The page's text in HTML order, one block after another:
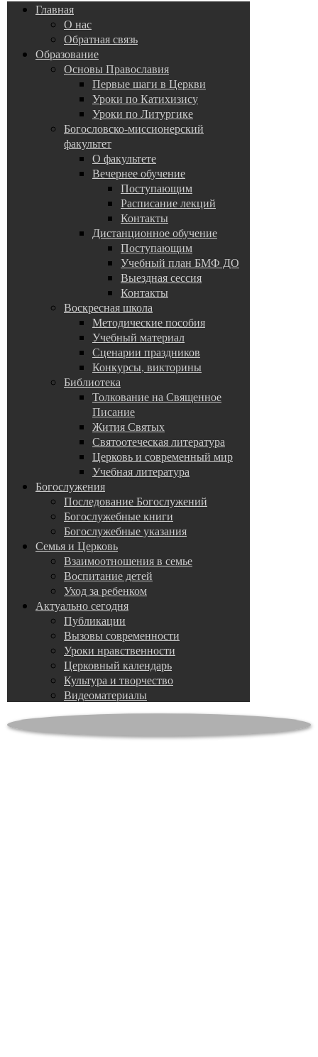
Главная
О нас
Обратная связь
Образование
Основы Православия
Первые шаги в Церкви
Уроки по Катихизису
Уроки по Литургике
Богословско-миссионерский
факультет
О факультете
Вечернее обучение
Поступающим
Расписание лекций
Контакты
Дистанционное обучение
Поступающим
Учебный план БМФ ДО
Выездная сессия
Контакты
Воскресная школа
Методические пособия
Учебный материал
Сценарии праздников
Конкурсы, викторины
Библиотека
Толкование на Священное
Писание
Жития Святых
Святоотеческая литература
Церковь и современный мир
Учебная литература
Богослужения
Последование Богослужений
Богослужебные книги
Богослужебные указания
Семья и Церковь
Взаимоотношения в семье
Воспитание детей
Уход за ребенком
Актуально сегодня
Публикации
Вызовы современности
Уроки нравственности
Церковный календарь
Культура и творчество
Видеоматериалы